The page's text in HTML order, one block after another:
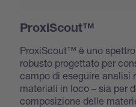
ProxiScout™
ProxiScout™ è uno
robusto progettato per
campo di eseguire analisi
materiali in loco – sia per
composizione delle